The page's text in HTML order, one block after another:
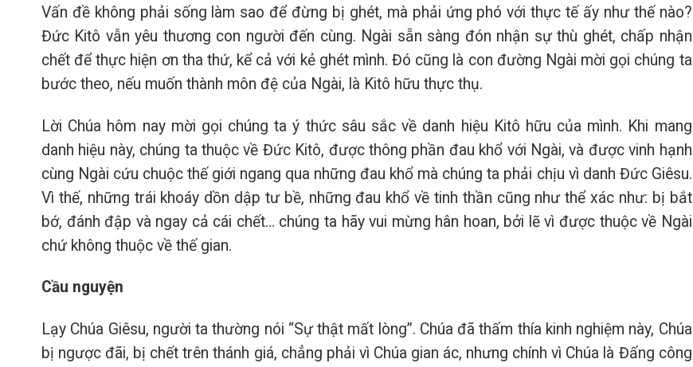
Vấn đề không phải sống làm sao để đừng bị ghét, mà phải ứng phó với thực tế ấy như thế nào?
Đức Kitô vẫn yêu thương con người đến cùng. Ngài sẵn sàng đón nhận sự thù ghét, chấp nhận
chết để thực hiện ơn tha thứ, kể cả với kẻ ghét mình. Đó cũng là con đường Ngài mời gọi chúng ta
bước theo, nếu muốn thành môn đệ của Ngài, là Kitô hữu thực thụ.
Lời Chúa hôm nay mời gọi chúng ta ý thức sâu sắc về danh hiệu Kitô hữu của mình. Khi mang
danh hiệu này, chúng ta thuộc về Đức Kitô, được thông phần đau khổ với Ngài, và được vinh hạnh
cùng Ngài cứu chuộc thế giới ngang qua những đau khổ mà chúng ta phải chịu vì danh Đức Giêsu.
Vì thế, những trái khoáy dồn dập tư bề, những đau khổ về tinh thần cũng như thể xác như: bị bắt
bớ, đánh đập và ngay cả cái chết… chúng ta hãy vui mừng hân hoan, bởi lẽ vì được thuộc về Ngài
chứ không thuộc về thế gian.
Cầu nguyện
Lạy Chúa Giêsu, người ta thường nói “Sự thật mất lòng”. Chúa đã thấm thía kinh nghiệm này, Chúa
bị ngược đãi, bị chết trên thánh giá, chẳng phải vì Chúa gian ác, nhưng chính vì Chúa là Đấng công